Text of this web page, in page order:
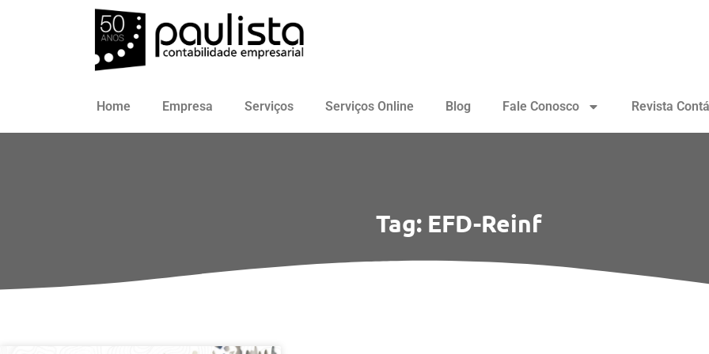
Home Empresa Serviços Serviços Online Blog Fale Conosco Revista
Tag: EFD-Reinf